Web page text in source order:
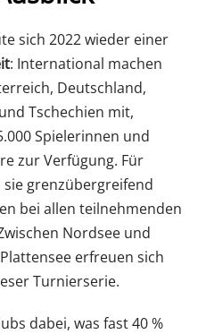
sich 2022 wieder einer
: International machen
Deutschland,
Tschechien mit,
Spielerinnen und
zur Verfügung. Für
grenzübergreifend
bei allen teilnehmenden
Nordsee und
erfreuen sich
Turnierserie.
dabei, was fast 40 %